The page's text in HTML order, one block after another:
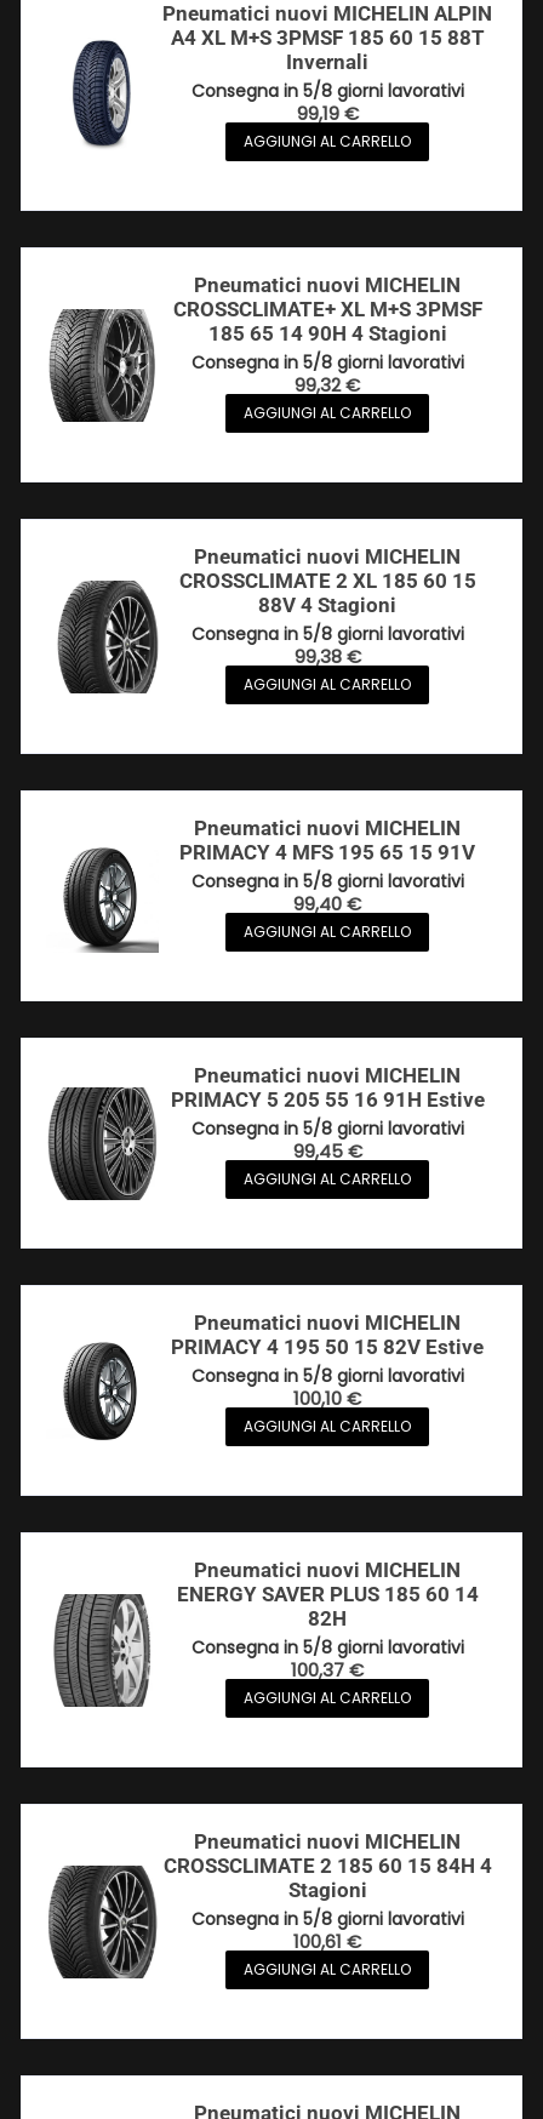
Pneumatici nuovi MICHELIN ALPIN
A4 XL M+S 3PMSF 185 60 15 88T
Invernali
Consegna in 5/8 giorni lavorativi
99,19€
AGGIUNGI AL CARRELLO
Pneumatici nuovi MICHELIN
CROSSCLIMATE+ XL M+S 3PMSF
185 65 14 90H 4 Stagioni
Consegna in 5/8 giorni lavorativi
99,32€
AGGIUNGI AL CARRELLO
Pneumatici nuovi MICHELIN
CROSSCLIMATE 2 XL 185 60 15
88V 4 Stagioni
Consegna in 5/8 giorni lavorativi
99,38€
AGGIUNGI AL CARRELLO
Pneumatici nuovi MICHELIN
PRIMACY 4 MFS 195 65 15 91V
Consegna in 5/8 giorni lavorativi
99,40€
AGGIUNGI AL CARRELLO
Pneumatici nuovi MICHELIN
PRIMACY 5 205 55 16 91H Estive
Consegna in 5/8 giorni lavorativi
99,45€
AGGIUNGI AL CARRELLO
Pneumatici nuovi MICHELIN
PRIMACY 4 195 50 15 82V Estive
Consegna in 5/8 giorni lavorativi
100,10€
AGGIUNGI AL CARRELLO
Pneumatici nuovi MICHELIN
ENERGY SAVER PLUS 185 60 14
82H
Consegna in 5/8 giorni lavorativi
100,37€
AGGIUNGI AL CARRELLO
Pneumatici nuovi MICHELIN
CROSSCLIMATE 2 185 60 15 84H 4
Stagioni
Consegna in 5/8 giorni lavorativi
100,61€
AGGIUNGI AL CARRELLO
Pneumatici nuovi MICHELIN